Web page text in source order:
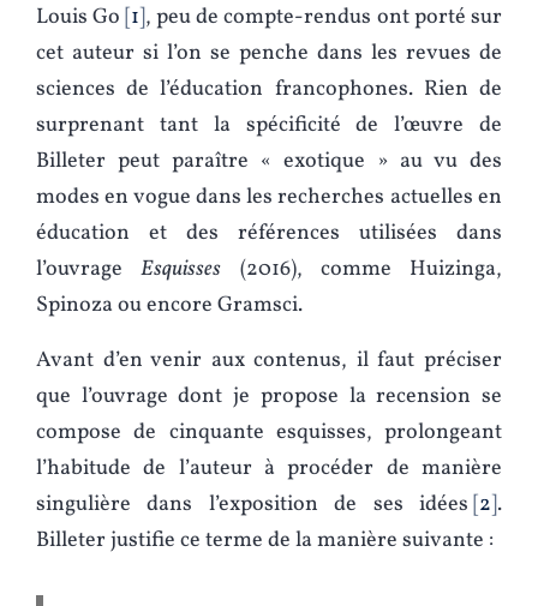
Louis Go 1 , peu de compte-rendus ont porté sur
cet auteur si l’on se penche dans les revues de
sciences de l’éducation francophones. Rien de
surprenant tant la spécificité de l’œuvre de
Billeter peut paraître « exotique » au vu des
modes en vogue dans les recherches actuelles en
éducation et des références utilisées dans
l’ouvrageEsquisses (2016), comme Huizinga,
Spinoza ou encore Gramsci.
Avant d’en venir aux contenus, il faut préciser
que l’ouvrage dont je propose la recension se
compose de cinquante esquisses, prolongeant
l’habitude de l’auteur à procéder de manière
singulière dans l’exposition de ses idées 2 .
Billeter justifie ce terme de la manière suivante :